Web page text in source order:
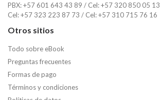
PBX: +57 601 643 43 89 / Cel: +57 320 850 05 13
Cel: +57 323 223 87 73 / Cel: +57 310 715 76 16
Otros sitios
Todo sobre eBook
Preguntas frecuentes
Formas de pago
Términos y condiciones